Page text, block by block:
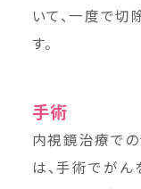
いて、一度で切
す。
手術
内視鏡治療で
は、手術でがん